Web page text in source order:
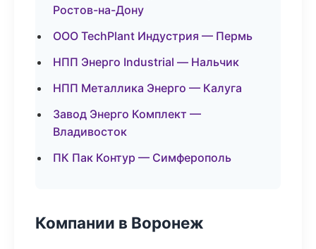
Ростов-на-Дону
ООО TechPlant Индустрия — Пермь
НПП Энерго Industrial — Нальчик
НПП Металлика Энерго — Калуга
Завод Энерго Комплект —
Владивосток
ПК Пак Контур — Симферополь
Компании в Воронеж